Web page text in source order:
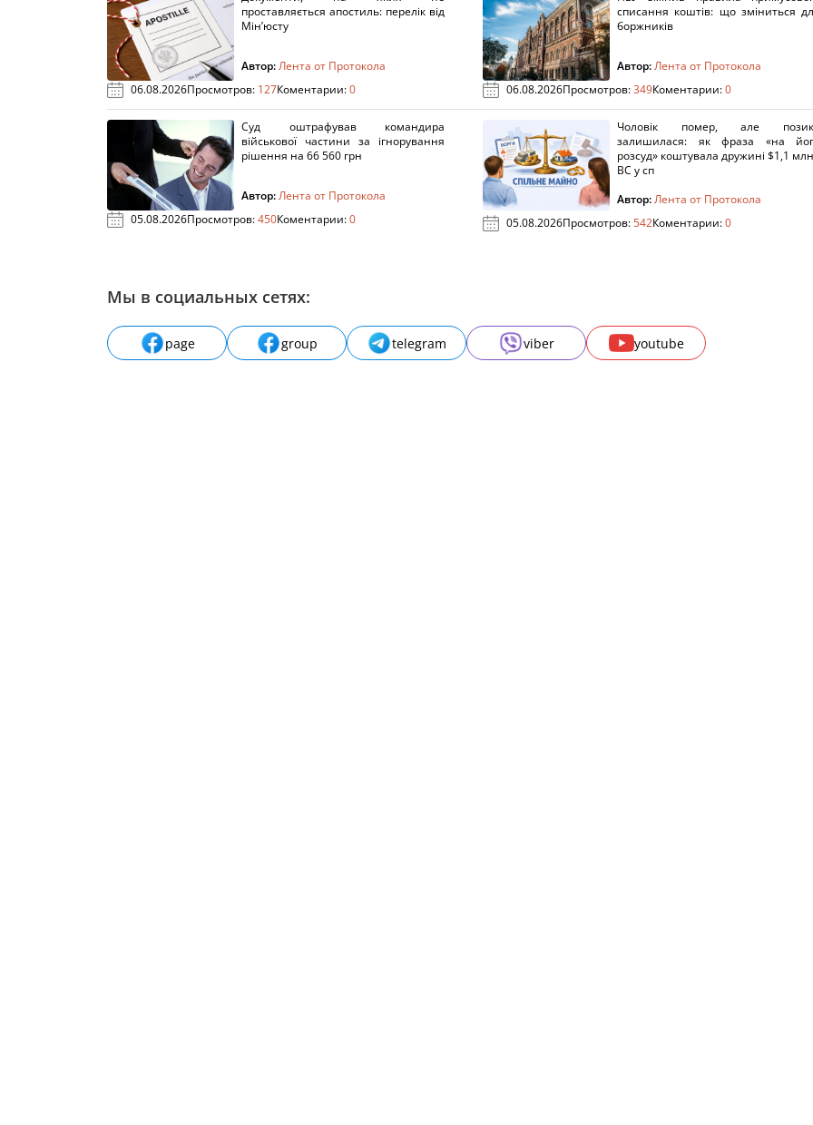
проставляється апостиль: перелік від
Мін’юсту
Автор:Лента от Протокола
06.08.2026Просмотров: 127Коментарии:0
списання коштів: що зміниться
боржників
Автор:Лента от Протокола
06.08.2026Просмотров:349Коментарии:0
Суд оштрафував командира
військової частини за ігнорування
рішення на 66 560 грн
Автор:Лента от Протокола
05.08.2026Просмотров:450Коментарии:0
Чоловік помер, але
залишилася: як фраза «на
розсуд» коштувала дружині $1,1
ВС у сп
Автор:Лента от Протокола
05.08.2026Просмотров:542Коментарии:0
Мы в социальных сетях:
page group telegram viber youtube